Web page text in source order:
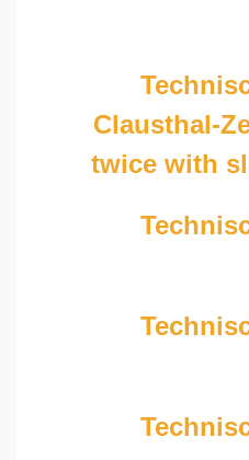
Clausthal-
twice with